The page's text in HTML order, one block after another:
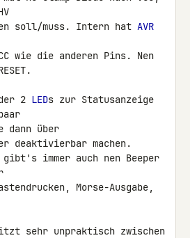
soll/muss. Intern hat AVR
wie die anderen Pins. Nen
2 LEDs zur Statusanzeige
dann über
deaktivierbar machen.
gibt's immer auch nen Beeper
Morse-Ausgabe,
sehr unpraktisch zwischen